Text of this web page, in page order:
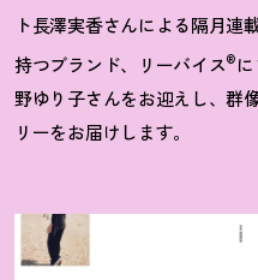
ト長澤実香さんによる隔月連
持つブランド、リーバイス®
野ゆり子さんをお迎えし、群
リーをお届けします。